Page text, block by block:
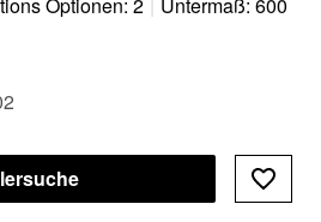
Optionen: 2 | Untermaß: 600